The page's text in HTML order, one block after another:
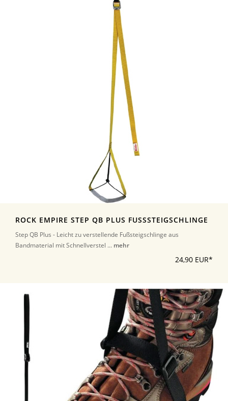
ROCK EMPIRE STEP QB PLUS FUSSSTEIGSCHLINGE
Step QB Plus - Leicht zu verstellende Fußsteigschlinge aus
Bandmaterial mit Schnellverstel ... mehr
24,90 EUR*